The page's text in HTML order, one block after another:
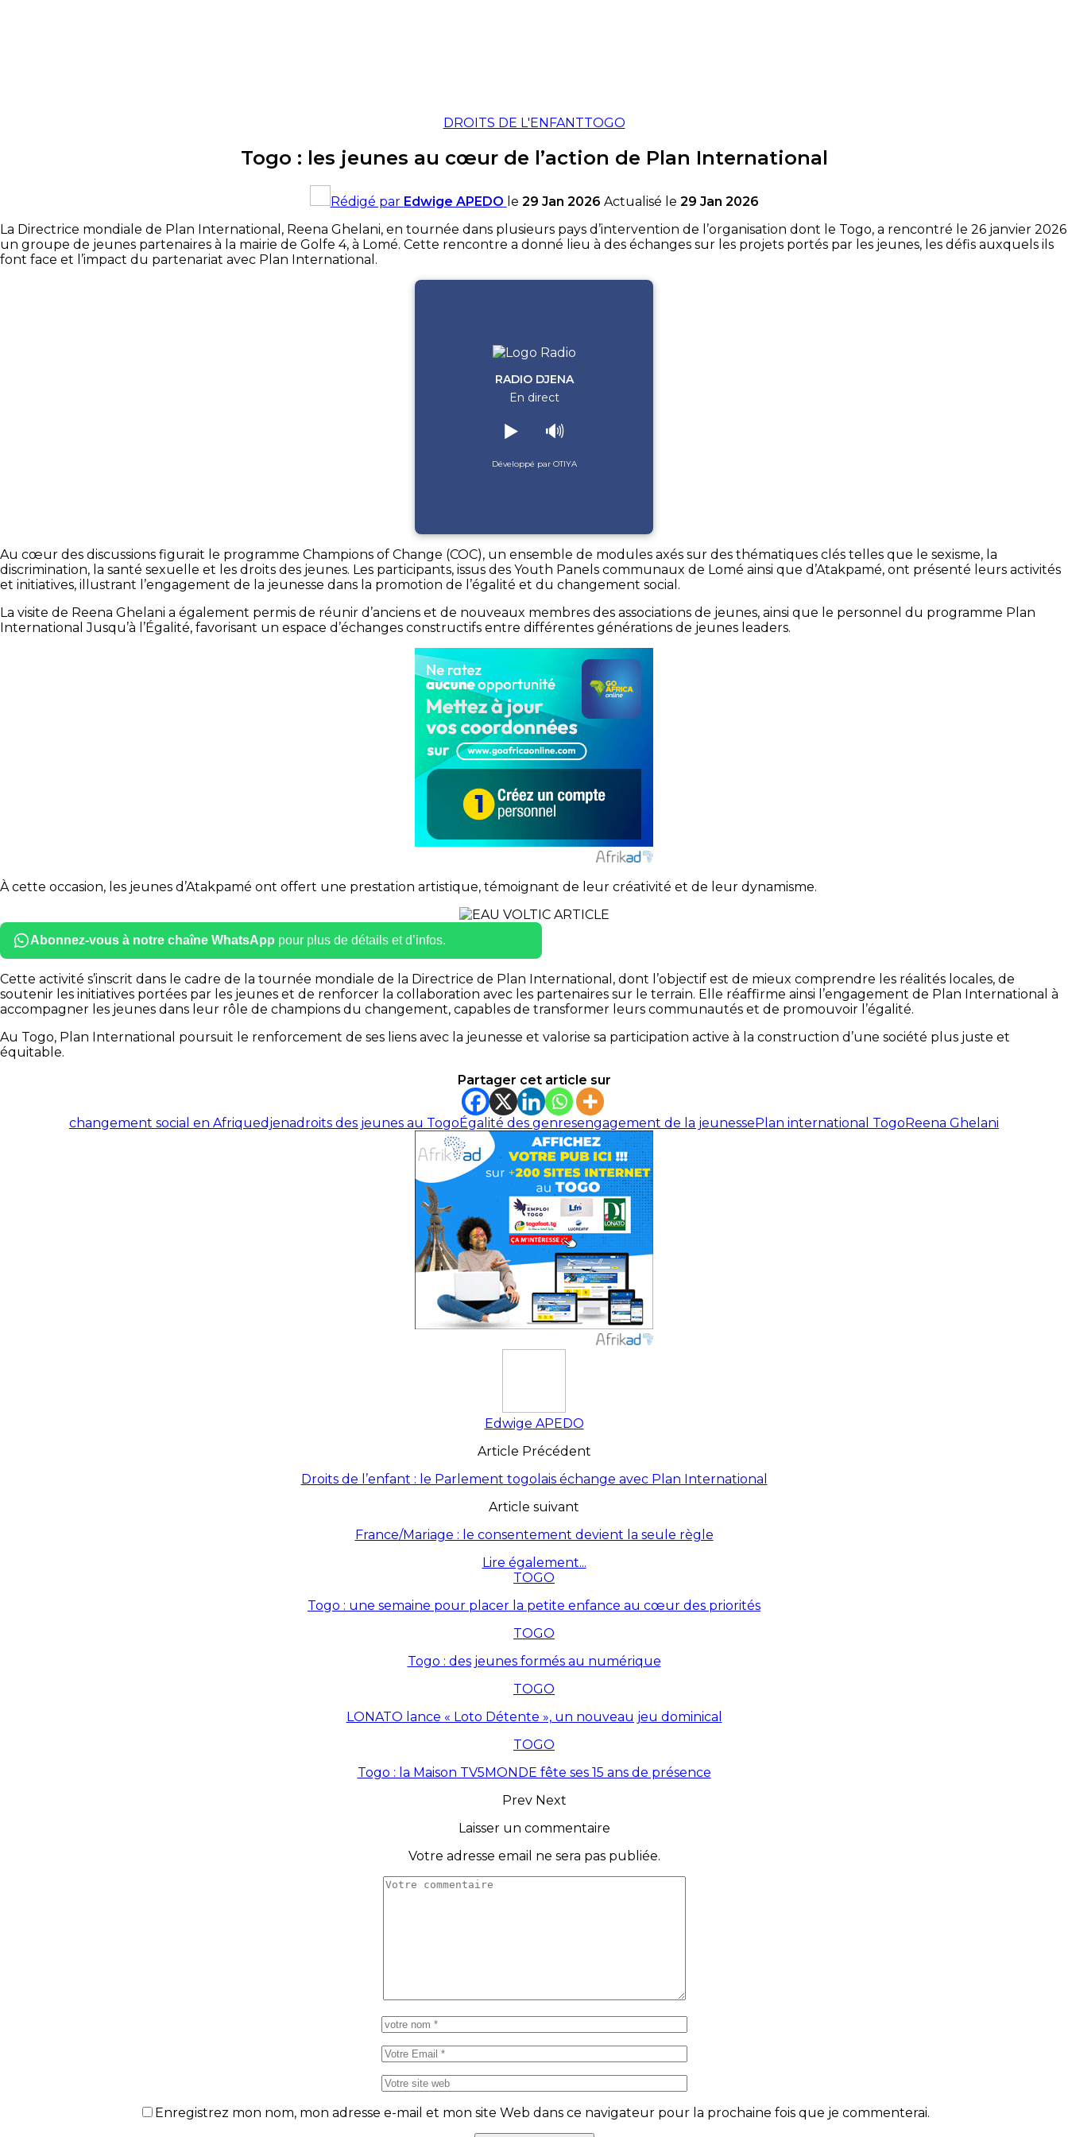
DROITS DE L'ENFANTTOGO
Togo : les jeunes au cœur de l’action de Plan International
Rédigé par Edwige APEDO le 29 Jan 2026 Actualisé le 29 Jan 2026
La Directrice mondiale de Plan International, Reena Ghelani, en tournée dans plusieurs pays d’intervention de l’organisation dont le Togo, a rencontré le 26 janvier 2026
un groupe de jeunes partenaires à la mairie de Golfe 4, à Lomé. Cette rencontre a donné lieu à des échanges sur les projets portés par les jeunes, les défis auxquels ils
font face et l’impact du partenariat avec Plan International.
RADIO DJENA
En direct
▶️ 🔊
Développé par OTIYA
Au cœur des discussions figurait le programme Champions of Change (COC), un ensemble de modules axés sur des thématiques clés telles que le sexisme, la
discrimination, la santé sexuelle et les droits des jeunes. Les participants, issus des Youth Panels communaux de Lomé ainsi que d’Atakpamé, ont présenté leurs activités
et initiatives, illustrant l’engagement de la jeunesse dans la promotion de l’égalité et du changement social.
La visite de Reena Ghelani a également permis de réunir d’anciens et de nouveaux membres des associations de jeunes, ainsi que le personnel du programme Plan
International Jusqu’à l’Égalité, favorisant un espace d’échanges constructifs entre différentes générations de jeunes leaders.
À cette occasion, les jeunes d’Atakpamé ont offert une prestation artistique, témoignant de leur créativité et de leur dynamisme.
Abonnez-vous à notre chaîne WhatsApp pour plus de détails et d’infos.
Cette activité s’inscrit dans le cadre de la tournée mondiale de la Directrice de Plan International, dont l’objectif est de mieux comprendre les réalités locales, de
soutenir les initiatives portées par les jeunes et de renforcer la collaboration avec les partenaires sur le terrain. Elle réaffirme ainsi l’engagement de Plan International à
accompagner les jeunes dans leur rôle de champions du changement, capables de transformer leurs communautés et de promouvoir l’égalité.
Au Togo, Plan International poursuit le renforcement de ses liens avec la jeunesse et valorise sa participation active à la construction d’une société plus juste et
équitable.
Partager cet article sur
changement social en Afriquedjenadroits des jeunes au TogoÉgalité des genresengagement de la jeunessePlan international TogoReena Ghelani
Edwige APEDO
Article Précédent
Droits de l’enfant : le Parlement togolais échange avec Plan International
Article suivant
France/Mariage : le consentement devient la seule règle
Lire également...
TOGO
Togo : une semaine pour placer la petite enfance au cœur des priorités
TOGO
Togo : des jeunes formés au numérique
TOGO
LONATO lance « Loto Détente », un nouveau jeu dominical
TOGO
Togo : la Maison TV5MONDE fête ses 15 ans de présence
Prev Next
Laisser un commentaire
Votre adresse email ne sera pas publiée.
Enregistrez mon nom, mon adresse e-mail et mon site Web dans ce navigateur pour la prochaine fois que je commenterai.